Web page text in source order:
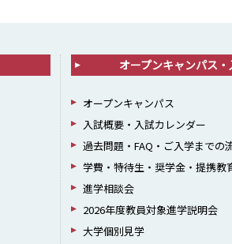
オープンキャンパス
オープンキャンパス
入試概要・入試カレンダー
過去問題・FAQ・ご入学までの
学費・特待生・奨学金・提携教
進学相談会
2026年度教員対象進学説明会
大学個別見学